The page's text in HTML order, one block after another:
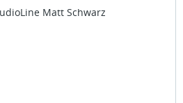
Matt Schwarz